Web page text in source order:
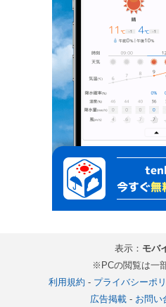
表示： モバ
※PCの閲覧は一
利用規約 - プライバシーポ
広告掲載- お問い